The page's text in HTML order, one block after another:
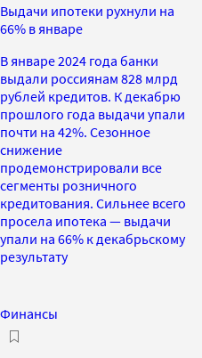
Выдачи ипотеки рухнули на
66% в январе
В январе 2024 года банки
выдали россиянам 828 млрд
рублей кредитов. К декабрю
прошлого года выдачи упали
почти на 42%. Сезонное
снижение
продемонстрировали все
сегменты розничного
кредитования. Сильнее всего
просела ипотека — выдачи
упали на 66% к декабрьскому
результату
Финансы